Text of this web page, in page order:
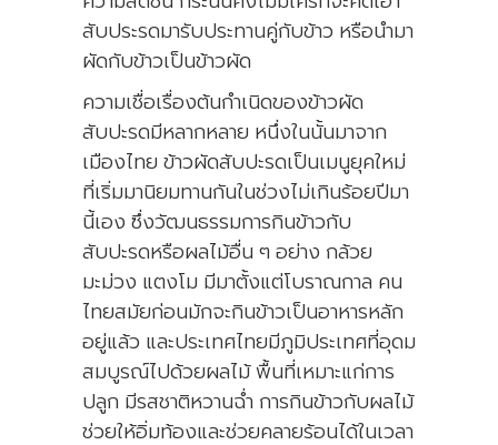
สับประรดมารับประทานคู่กับข้าว หรือนำมา
ผัดกับข้าวเป็นข้าวผัด
ความเชื่อเรื่องต้นกำเนิดของข้าวผัด
สับปะรดมีหลากหลาย หนึ่งในนั้นมาจาก
เมืองไทย ข้าวผัดสับปะรดเป็นเมนูยุคใหม่
ที่เริ่มมานิยมทานกันในช่วงไม่เกินร้อยปีมา
นี้เอง ซึ่งวัฒนธรรมการกินข้าวกับ
สับปะรดหรือผลไม้อื่น ๆ อย่าง กล้วย
มะม่วง แตงโม มีมาตั้งแต่โบราณกาล คน
ไทยสมัยก่อนมักจะกินข้าวเป็นอาหารหลัก
อยู่แล้ว และประเทศไทยมีภูมิประเทศที่อุดม
สมบูรณ์ไปด้วยผลไม้ พื้นที่เหมาะแก่การ
ปลูก มีรสชาติหวานฉ่ำ การกินข้าวกับผลไม้
ช่วยให้อิ่มท้องและช่วยคลายร้อนได้ในเวลา